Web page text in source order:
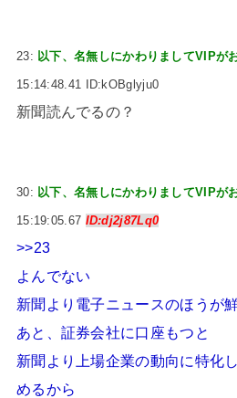
23: 以下、名無しにかわりましてVIPが
15:14:48.41 ID:kOBglyju0
新聞読んでるの？
30: 以下、名無しにかわりましてVIPが
15:19:05.67 ID:dj2j87Lq0
>>23
よんでない
新聞より電子ニュースのほうが
あと、証券会社に口座もつと
新聞より上場企業の動向に特化
めるから